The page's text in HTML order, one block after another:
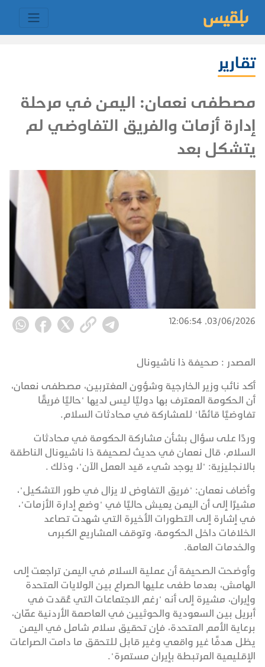
تقارير
مصطفى نعمان: اليمن في مرحلة
إدارة أزمات والفريق التفاوضي لم
يتشكل بعد
03/06/2026, 12:06:54
المصدر : صحيفة ذا ناشيونال
أكد نائب وزير الخارجية وشؤون المغتربين، مصطفى نعمان،
أن الحكومة المعترف بها دوليًا ليس لديها "حاليًا فريقًا
تفاوضيًا قائمًا" للمشاركة في محادثات السلام.
وردًا على سؤال بشأن مشاركة الحكومة في محادثات
السلام، قال نعمان في حديث لصحيفة ذا ناشيونال الناطقة
بالانجليزية: "لا يوجد شيء قيد العمل الآن"، وذلك .
وأضاف نعمان: "فريق التفاوض لا يزال في طور التشكيل"،
مشيرًا إلى أن اليمن يعيش حاليًا في "وضع إدارة الأزمات"،
في إشارة إلى التطورات الأخيرة التي شهدت تصاعد
الخلافات داخل الحكومة، وتوقف المشاريع الكبرى
والخدمات العامة.
وأوضحت الصحيفة أن عملية السلام في اليمن تراجعت إلى
الهامش، بعدما طغى عليها الصراع بين الولايات المتحدة
وإيران، مشيرة إلى أنه "رغم الاجتماعات التي عُقدت في
أبريل بين السعودية والحوثيين في العاصمة الأردنية عمّان،
برعاية الأمم المتحدة، فإن تحقيق سلام شامل في اليمن
يظل هدفًا غير واقعي وغير قابل للتحقق ما دامت الصراعات
الإقليمية المرتبطة بإيران مستمرة".